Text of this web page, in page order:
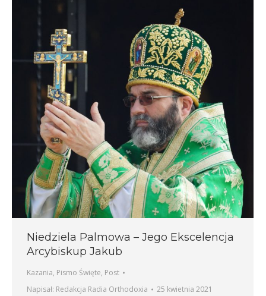
Niedziela Palmowa – Jego Ekscelencja
Arcybiskup Jakub
Kazania, Pismo Święte, Post
Napisał: Redakcja Radia Orthodoxia 25 kwietnia 2021